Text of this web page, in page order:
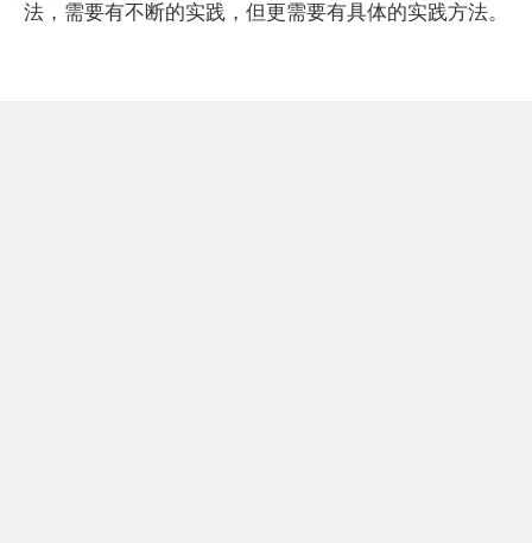
法，需要有不断的实践，但更需要有具体的实践方法。